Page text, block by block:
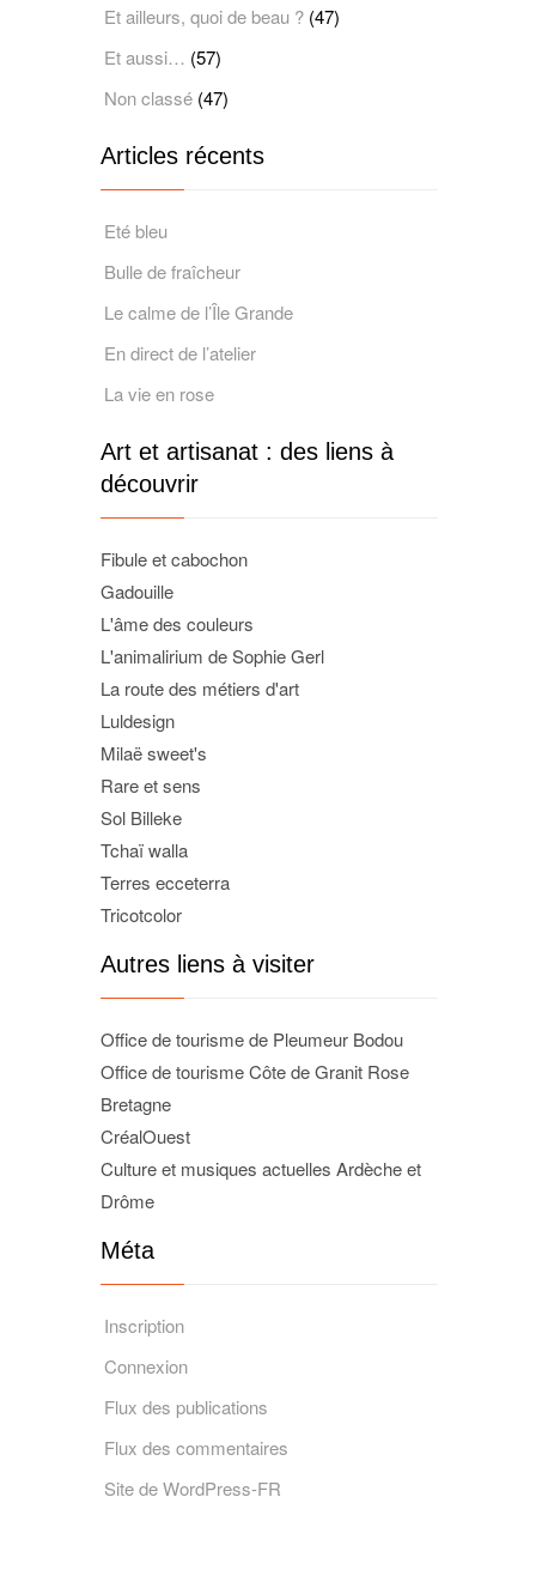
Et ailleurs, quoi de beau ? (47)
Et aussi… (57)
Non classé (47)
Articles récents
Eté bleu
Bulle de fraîcheur
Le calme de l’Île Grande
En direct de l’atelier
La vie en rose
Art et artisanat : des liens à
découvrir
Fibule et cabochon
Gadouille
L'âme des couleurs
L'animalirium de Sophie Gerl
La route des métiers d'art
Luldesign
Milaë sweet's
Rare et sens
Sol Billeke
Tchaï walla
Terres ecceterra
Tricotcolor
Autres liens à visiter
Office de tourisme de Pleumeur Bodou
Office de tourisme Côte de Granit Rose
Bretagne
CréalOuest
Culture et musiques actuelles Ardèche et
Drôme
Méta
Inscription
Connexion
Flux des publications
Flux des commentaires
Site de WordPress-FR